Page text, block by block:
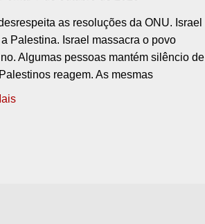
as resoluções da ONU. Israel
Palestina. Israel massacra o povo
Algumas pessoas mantém silêncio de
reagem. As mesmas